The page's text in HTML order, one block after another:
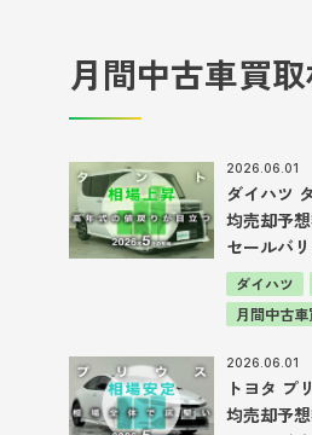
月間中古車買
2026.06.01
ダイハツ
均売却予
セールバ
ダイハツ
月間中古
2026.06.01
トヨタ プ
均売却予